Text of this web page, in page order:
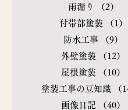
雨漏り
（2）
付帯部塗装
（1）
防水工事
（9）
外壁塗装
（12）
屋根塗装
（10）
塗装工事の豆知識
（
画像日記
（40）